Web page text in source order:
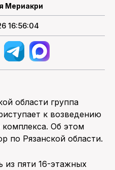
Мериакри
16:56:04
области группа
к возведению
комплекса. Об этом
по Рязанской области.
из пяти 16-этажных